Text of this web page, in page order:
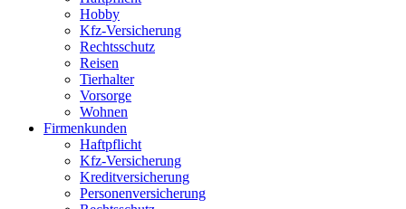
Hobby
Kfz-Versicherung
Rechtsschutz
Reisen
Tierhalter
Vorsorge
Wohnen
Firmenkunden
Haftpflicht
Kfz-Versicherung
Kreditversicherung
Personenversicherung